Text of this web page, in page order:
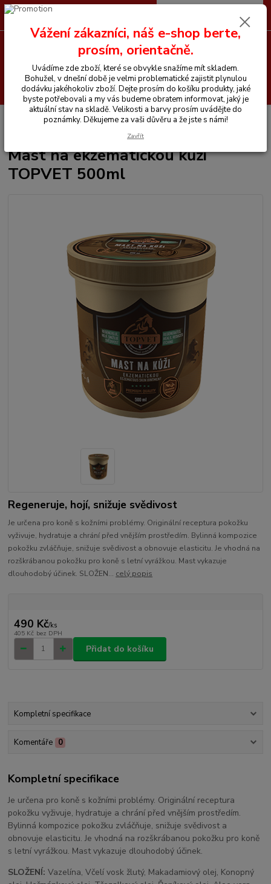
Hledat
+420 605 255 500 0 Kč
Chemické prostředky Topvet
Mast na ekzematickou kůži
Mast na ekzematickou kůži
TOPVET 500ml
Regeneruje, hojí, snižuje svědivost
Je určena pro koně s kožními problémy. Originální receptura pokožku
vyživuje, hydratuje a chrání před vnějším prostředím. Bylinná kompozice
pokožku zvláčňuje, snižuje svědivost a obnovuje elasticitu. Je vhodná na
rozškrábanou pokožku pro koně s letní vyrážkou. Mast vykazuje
dlouhodobý účinek. SLOŽEN... celý popis
490 Kč/ks
405 Kč bez DPH
Přidat do košíku
Kompletní specifikace
Komentáře 0
Kompletní specifikace
Je určena pro koně s kožními problémy. Originální receptura
pokožku vyživuje, hydratuje a chrání před vnějším prostředím.
Bylinná kompozice pokožku zvláčňuje, snižuje svědivost a
obnovuje elasticitu. Je vhodná na rozškrábanou pokožku pro koně
s letní vyrážkou. Mast vykazuje dlouhodobý účinek.
SLOŽENÍ:Vazelína, Včelí vosk žlutý, Makadamiový olej, Konopný
Vážení zákazníci, náš e-shop berte,
prosím, orientačně.
Uvádíme zde zboží, které se obvykle snažíme mít skladem.
Bohužel, v dnešní době je velmi problematické zajistit plynulou
dodávku jakéhokoliv zboží. Dejte prosím do košíku produkty, jaké
byste potřebovali a my vás budeme obratem informovat, jaký je
aktuální stav na skladě. Velikosti a barvy prosím uvádějte do
poznámky. Děkujeme za vaši důvěru a že jste s námi!
Zavřít